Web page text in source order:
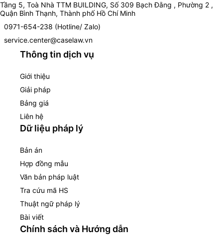
Tầng 5, Toà Nhà TTM BUILDING, Số 309 Bạch Đằng , Phường 2 ,
Quận Bình Thạnh, Thành phố Hồ Chí Minh
0971-654-238 (Hotline/ Zalo)
service.center@caselaw.vn
Thông tin dịch vụ
Giới thiệu
Giải pháp
Bảng giá
Liên hệ
Dữ liệu pháp lý
Bản án
Hợp đồng mẫu
Văn bản pháp luật
Tra cứu mã HS
Thuật ngữ pháp lý
Bài viết
Chính sách và Hướng dẫn